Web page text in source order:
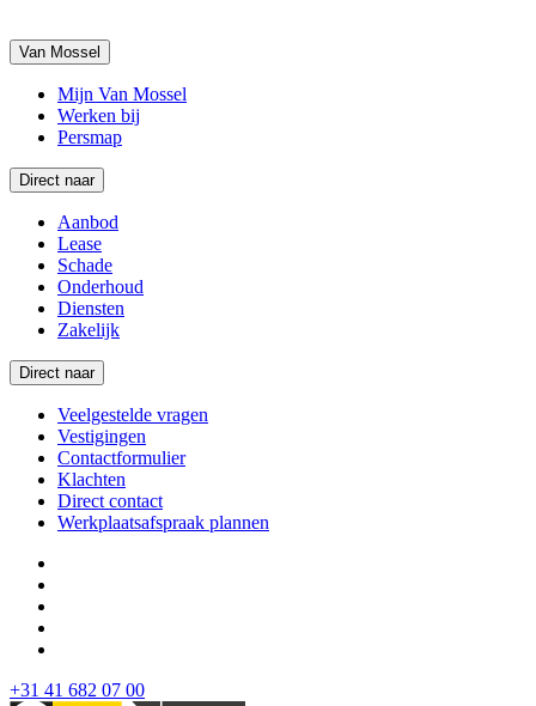
Van Mossel
Mijn Van Mossel
Werken bij
Persmap
Direct naar
Aanbod
Lease
Schade
Onderhoud
Diensten
Zakelijk
Direct naar
Veelgestelde vragen
Vestigingen
Contactformulier
Klachten
Direct contact
Werkplaatsafspraak plannen
+31 41 682 07 00